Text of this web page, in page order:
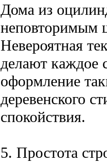
Дома из
неповторимым
Невероятная
делают каждое
оформление
деревенского
спокойствия.
5. Простота